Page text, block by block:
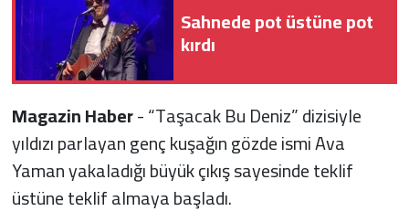
Sahnede pot üstüne pot
kırdı
Magazin Haber- “Taşacak Bu Deniz” dizisiyle
yıldızı parlayan genç kuşağın gözde ismi Ava
Yaman yakaladığı büyük çıkış sayesinde teklif
üstüne teklif almaya başladı.